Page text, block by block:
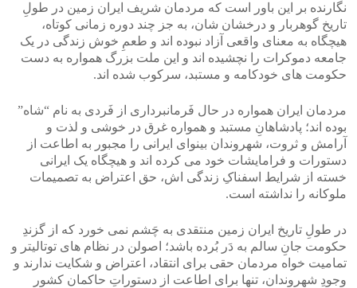
نگارنده بر این باور است که مردمان شریف ایران زمین در طولِ
تاریخ گوهربار و درخشان شان، به جز چند دوره زمانی کوتاه،
هیچگاه به معنای واقعی آزاد نبوده اند و طعمِ خوش زندگی در یک
جامعه دموکرات را نچشیده اند و این ملت بزرگ همواره به دست
حکومت های خودکامه و مستبد، سرکوب شده اند.
مردمان ایران همواره در حال فَرمانبرداری از فَردی به نام “شاه”
بوده اند؛ پادشاهانِ مستبد و همواره غرق در خوشی و لذت و
آرامش و ثروت، شهروندان بینوای ایرانی را مجبور به اطاعت از
دستورات و فرامایشات خود می کرده اند و هیچگاه یک ایرانی
خسته از شرایط اسفناکِ زندگی اش، حق اعتراض به تصمیمات
ملوکانه را نداشته است.
در طولِ تاریخ ایران زمین منتقدی به چَشم نمی خورد که از گزندِ
حکومت جانِ سالم به دَر بُرده باشد؛ اصولن در نظام های توتالیتر و
تمامیت خواه مردمان حقی برای انتقاد، اعتراض و شکایت ندارند و
وجودِ شهروندان، تنها برای اطاعت از دستوراتِ حاکمان کشور